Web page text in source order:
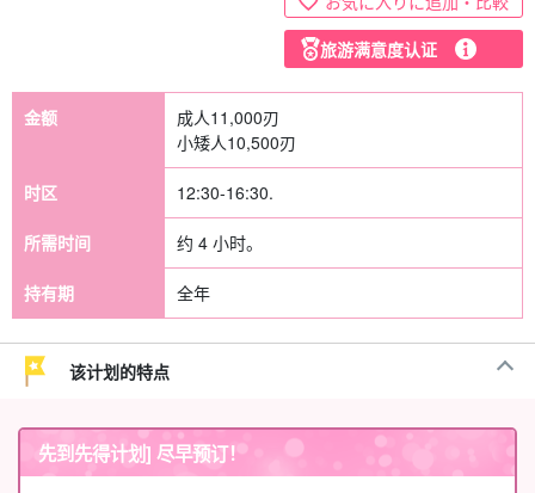
旅游满意度认证
金额 成人11,000刃
小矮人10,500刃
时区 12:30-16:30.
所需时间 约 4 小时。
持有期 全年
该计划的特点
先到先得计划] 尽早预订！